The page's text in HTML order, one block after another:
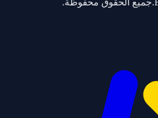
.جميع الحقوق محفوظة.